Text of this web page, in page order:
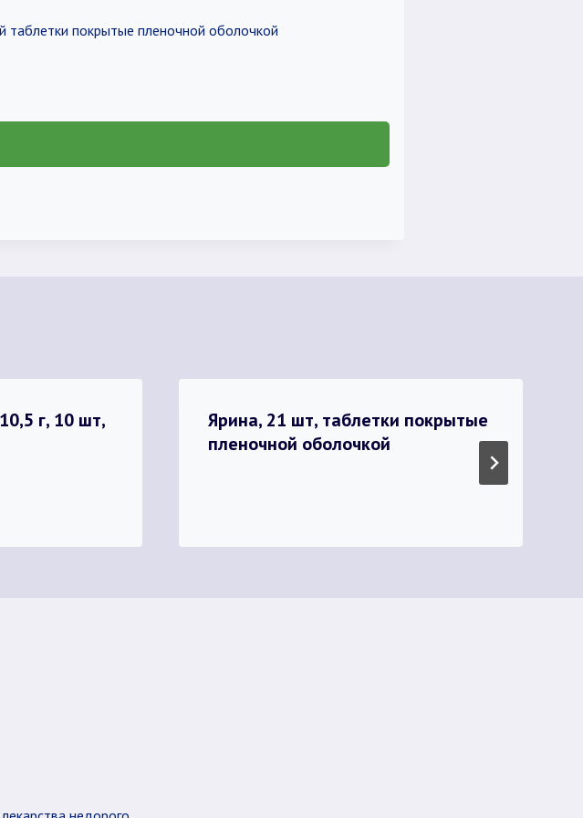
таблетки покрытые пленочной оболочкой
г, 10 шт,
Ярина, 21 шт, таблетки покрытые
пленочной оболочкой